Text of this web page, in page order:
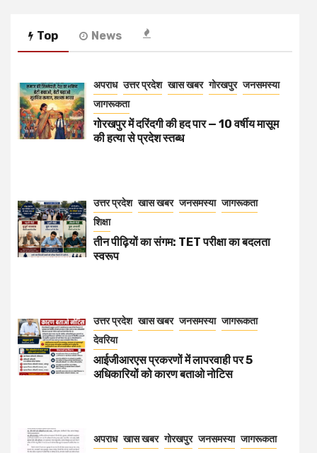
Top News
अपराध उत्तर प्रदेश खास खबर गोरखपुर जनसमस्या
जागरूकता
गोरखपुर में दरिंदगी की हद पार — 10 वर्षीय मासूम
की हत्या से प्रदेश स्तब्ध
उत्तर प्रदेश खास खबर जनसमस्या जागरूकता
शिक्षा
तीन पीढ़ियों का संगम: TET परीक्षा का बदलता
स्वरूप
उत्तर प्रदेश खास खबर जनसमस्या जागरूकता
देवरिया
आईजीआरएस प्रकरणों में लापरवाही पर 5
अधिकारियों को कारण बताओ नोटिस
अपराध खास खबर गोरखपुर जनसमस्या जागरूकता